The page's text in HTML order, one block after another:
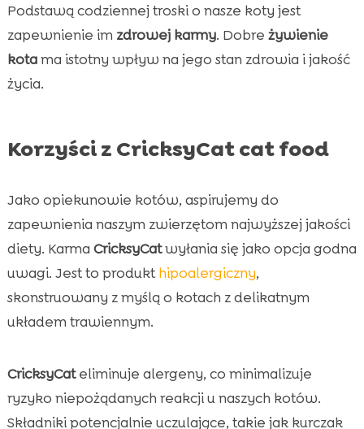
Podstawą codziennej troski o nasze koty jest
zapewnienie im zdrowej karmy. Dobre żywienie
kotama istotny wpływ na jego stan zdrowia i jakość
życia.
Korzyści z CricksyCat cat food
Jako opiekunowie kotów, aspirujemy do
zapewnienia naszym zwierzętom najwyższej jakości
diety. Karma CricksyCatwyłania się jako opcja godna
uwagi. Jest to produkt hipoalergiczny,
skonstruowany z myślą o kotach z delikatnym
układem trawiennym.
CricksyCateliminuje alergeny, co minimalizuje
ryzyko niepożądanych reakcji u naszych kotów.
Składniki potencjalnie uczulające, takie jak kurczak